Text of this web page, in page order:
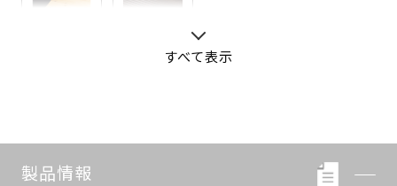
すべて表示
製品情報